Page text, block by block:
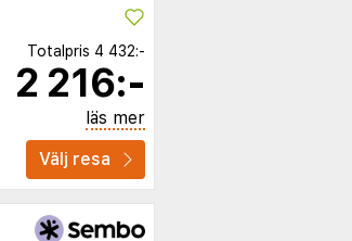
Totalpris 4 432:-
2 216:-
läs mer
Välj resa